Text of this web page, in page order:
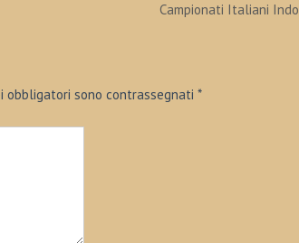
Campionati Italiani
obbligatori sono contrassegnati *